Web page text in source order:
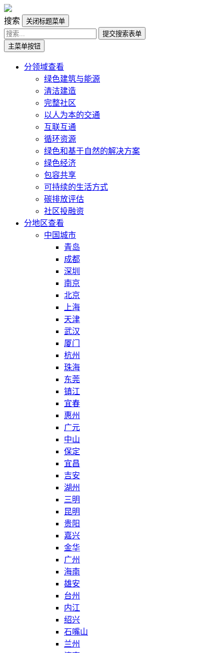
搜索
关闭标题菜单
提交搜索表单
主菜单按钮
分领域查看
绿色建筑与能源
清洁建造
完整社区
以人为本的交通
互联互通
循环资源
绿色和基于自然的解决方案
绿色经济
包容共享
可持续的生活方式
碳排放评估
社区投融资
分地区查看
中国城市
青岛
成都
深圳
南京
北京
上海
天津
武汉
厦门
杭州
珠海
东莞
镇江
宜春
惠州
广元
中山
保定
宜昌
吉安
湖州
三明
昆明
贵阳
嘉兴
金华
广州
海南
雄安
台州
内江
绍兴
石嘴山
兰州